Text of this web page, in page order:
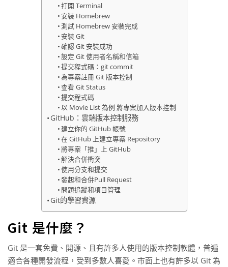
打開 Terminal
安裝 Homebrew
測試 Homebrew 安裝完成
安裝 Git
確認 Git 安裝成功
設定 Git 使用者名稱和信箱
提交程式碼：git commit
為專案註冊 Git 版本控制
查看 Git Status
提交程式碼
以 Movie List 為例 將專案加入版本控制
GitHub：雲端版本控制服務
建立你的 GitHub 帳號
在 GitHub 上建立專案 Repository
將專案「推」上 GitHub
解決合併衝突
使用分支和提交
發起和合併Pull Request
問題追蹤和項目管理
Git的學習資源
Git 是什麼？
Git 是一套免費、開源、且有許多人使用的版本控制軟體，普遍
適合各種開發流程，受到多數人喜愛。市面上也有許多以 Git 為